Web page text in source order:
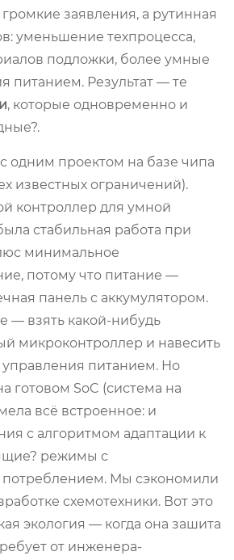
заявления, а рутинная
уменьшение техпроцесса,
подложки, более умные
питанием. Результат — те
, которые одновременно и
одним проектом на базе чипа
известных ограничений).
контроллер для умной
стабильная работа при
минимальное
потому что питание —
панель с аккумулятором.
— взять какой-нибудь
микроконтроллер и навесить
управления питанием. Но
готовом SoC (система на
всё встроенное: и
с алгоритмом адаптации к
режимы с
Мы сэкономили
схемотехники. Вот это
экология — когда она зашита
от инженера-